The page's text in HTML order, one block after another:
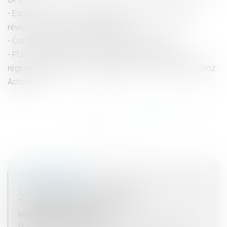
Expérimenter une déjudiciarisation de la fixation des
révisions des pensions alimentaires
Contrat de mariage et régimes matrimoniaux
PLPRJ 2018-2022 : les modifications relatives aux
régimes matrimoniaux - Mariage - Divorce - Couple | Dalloz
Actualité
HORAIRES D'OUVERTURE